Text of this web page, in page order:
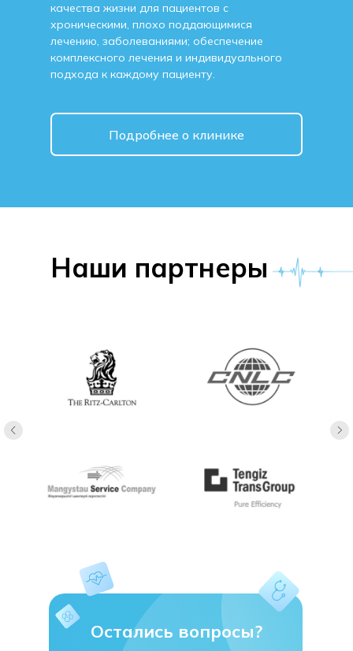
качества жизни для пациентов с
хроническими, плохо поддающимися
лечению, заболеваниями; обеспечение
комплексного лечения и индивидуального
подхода к каждому пациенту.
Подробнее о клинике
Наши партнеры
Остались вопросы?